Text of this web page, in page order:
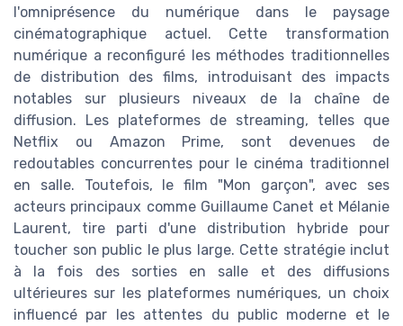
l'omniprésence du numérique dans le paysage
cinématographique actuel. Cette transformation
numérique a reconfiguré les méthodes traditionnelles
de distribution des films, introduisant des impacts
notables sur plusieurs niveaux de la chaîne de
diffusion. Les plateformes de streaming, telles que
Netflix ou Amazon Prime, sont devenues de
redoutables concurrentes pour le cinéma traditionnel
en salle. Toutefois, le film "Mon garçon", avec ses
acteurs principaux comme Guillaume Canet et Mélanie
Laurent, tire parti d'une distribution hybride pour
toucher son public le plus large. Cette stratégie inclut
à la fois des sorties en salle et des diffusions
ultérieures sur les plateformes numériques, un choix
influencé par les attentes du public moderne et le